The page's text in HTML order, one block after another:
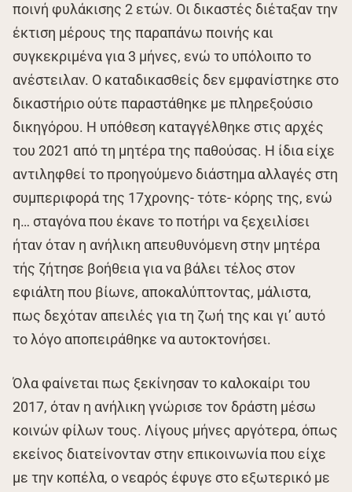
ποινή φυλάκισης 2 ετών. Οι δικαστές διέταξαν την
έκτιση μέρους της παραπάνω ποινής και
συγκεκριμένα για 3 μήνες, ενώ το υπόλοιπο το
ανέστειλαν. Ο καταδικασθείς δεν εμφανίστηκε στο
δικαστήριο ούτε παραστάθηκε με πληρεξούσιο
δικηγόρου. Η υπόθεση καταγγέλθηκε στις αρχές
του 2021 από τη μητέρα της παθούσας. Η ίδια είχε
αντιληφθεί το προηγούμενο διάστημα αλλαγές στη
συμπεριφορά της 17χρονης- τότε- κόρης της, ενώ
η… σταγόνα που έκανε το ποτήρι να ξεχειλίσει
ήταν όταν η ανήλικη απευθυνόμενη στην μητέρα
τής ζήτησε βοήθεια για να βάλει τέλος στον
εφιάλτη που βίωνε, αποκαλύπτοντας, μάλιστα,
πως δεχόταν απειλές για τη ζωή της και γι’ αυτό
το λόγο αποπειράθηκε να αυτοκτονήσει.
Όλα φαίνεται πως ξεκίνησαν το καλοκαίρι του
2017, όταν η ανήλικη γνώρισε τον δράστη μέσω
κοινών φίλων τους. Λίγους μήνες αργότερα, όπως
εκείνος διατείνονταν στην επικοινωνία που είχε
με την κοπέλα, ο νεαρός έφυγε στο εξωτερικό με